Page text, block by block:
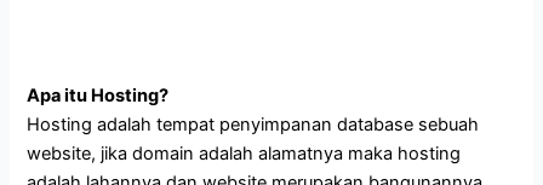
Apa itu Hosting?
Hosting adalah tempat penyimpanan database sebuah
website, jika domain adalah alamatnya maka hosting